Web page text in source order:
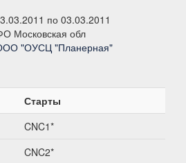
по 03.03.2011
Московская обл
"ОУСЦ "Планерная"
Старты
CNC1*
CNC2*